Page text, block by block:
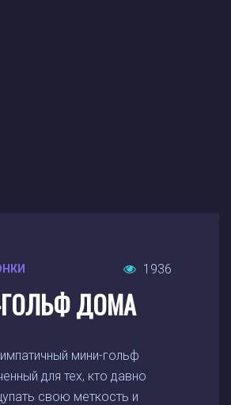
1936
ДОМА
мини-гольф
для тех, кто давно
свою меткость и